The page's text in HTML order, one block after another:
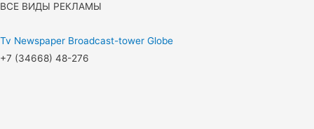
ВСЕ ВИДЫ РЕКЛАМЫ
Tv Newspaper Broadcast-tower Globe
+7 (34668) 48-276